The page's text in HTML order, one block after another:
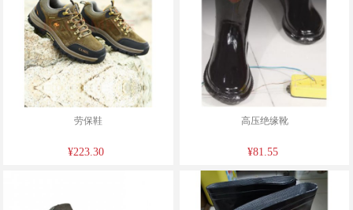
劳保鞋
¥223.30
高压绝缘靴
¥81.55